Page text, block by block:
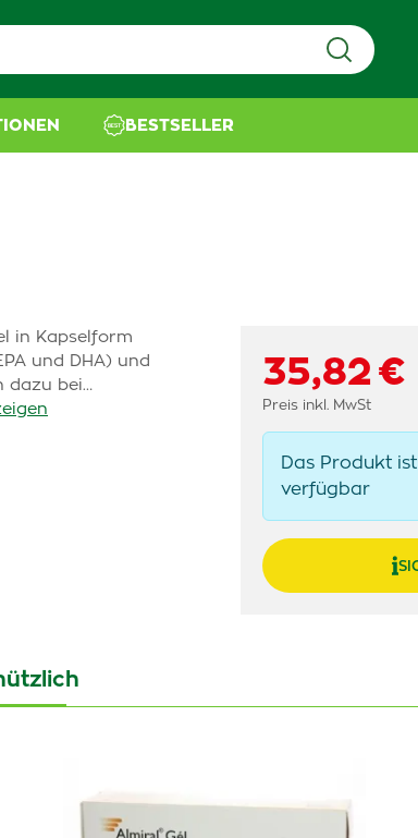
BESTSELLER
in Kapselform
und DHA) und
dazu bei…
35,82 €
Preis inkl. MwSt
Das Produkt
verfügbar